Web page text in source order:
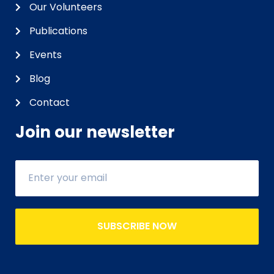
Our Volunteers
Publications
Events
Blog
Contact
Join our newsletter
SUBSCRIBE NOW